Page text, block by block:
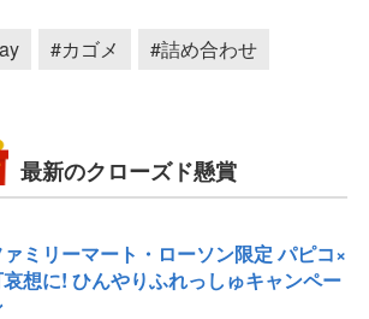
#カゴメ #詰め合わせ
最新のクローズド懸賞
ミリーマート・ローソン限定 パピコ×
想に! ひんやりふれっしゅキャンペー